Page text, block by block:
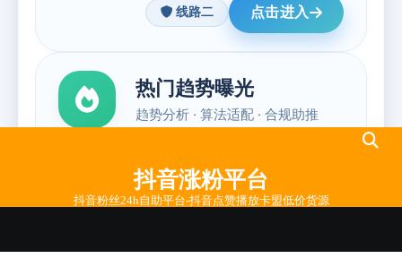
抖音涨粉平台
抖音粉丝24h自助平台-抖音点赞播放卡盟低价货源